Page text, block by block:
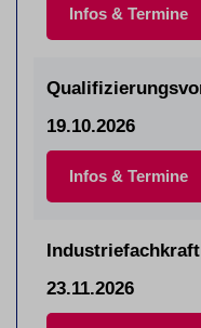
Infos & Termine
19.10.2026
Infos & Termine
23.11.2026